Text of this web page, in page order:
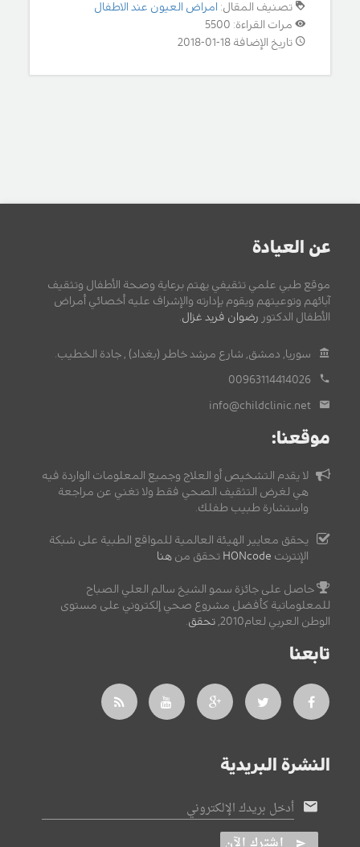
تصنيف المقال: امراض العيون عند الاطفال
مرات القراءة: 5500
تاريخ الإضافة 18-01-2018
عن العيادة
موقع طبي علمي تثقيفي يهتم برعاية وصحة الأطفال وتثقيف
آبائهم وتوعيتهم ويقوم بإدارته والإشراف عليه أخصائي أمراض
الأطفال الدكتور رضوان فريد غزال.
سوريا, دمشق, شارع مرشد خاطر (بغداد) , جادة الخطيب.
00963114414026
info@childclinic.net
موقعنا:
لا يقدم التشخيص أو العلاج وجميع المعلومات الواردة فيه
هي لغرض التثقيف الصحي فقط ولا تغني عن مراجعة
واستشارة طبيب طفلك.
يحقق معايير الهيئة العالمية للمواقع الطبية على شبكة
الإنترنت HONcode تحقق من هنا
حاصل على جائزة سمو الشيخ سالم العلي الصباح
للمعلوماتية كأفضل مشروع صحي إلكتروني على مستوى
الوطن العربي لعام2010,
تحقق.
تابعنا
النشرة البريدية
أدخل بريدك الإلكتروني